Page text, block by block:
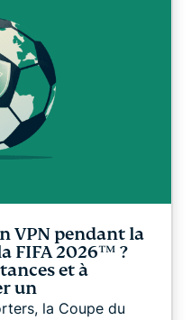
VPN pendant la
FIFA 2026™️ ?
et à
un
la Coupe du